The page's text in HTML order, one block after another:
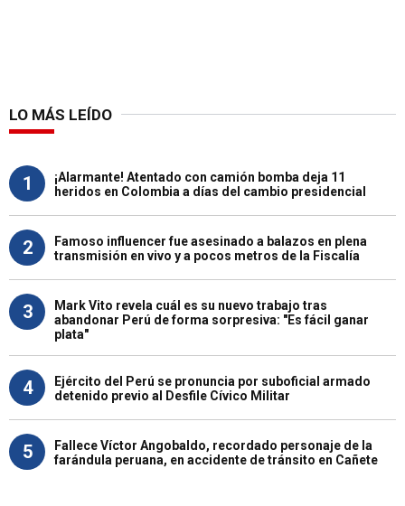
LO MÁS LEÍDO
1
¡Alarmante! Atentado con camión bomba deja 11
heridos en Colombia a días del cambio presidencial
2
Famoso influencer fue asesinado a balazos en plena
transmisión en vivo y a pocos metros de la Fiscalía
3
Mark Vito revela cuál es su nuevo trabajo tras
abandonar Perú de forma sorpresiva: "Es fácil ganar
plata"
4
Ejército del Perú se pronuncia por suboficial armado
detenido previo al Desfile Cívico Militar
5
Fallece Víctor Angobaldo, recordado personaje de la
farándula peruana, en accidente de tránsito en Cañete